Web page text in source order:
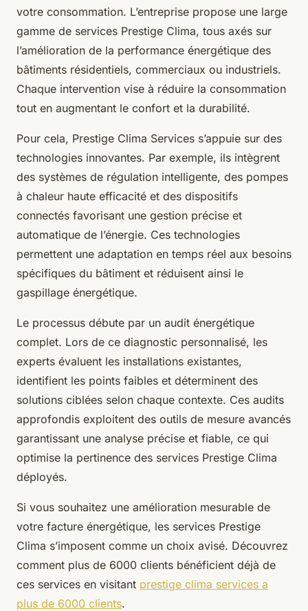
votre consommation. L’entreprise propose une large
gamme de services Prestige Clima, tous axés sur
l’amélioration de la performance énergétique des
bâtiments résidentiels, commerciaux ou industriels.
Chaque intervention vise à réduire la consommation
tout en augmentant le confort et la durabilité.
Pour cela, Prestige Clima Services s’appuie sur des
technologies innovantes. Par exemple, ils intègrent
des systèmes de régulation intelligente, des pompes
à chaleur haute efficacité et des dispositifs
connectés favorisant une gestion précise et
automatique de l’énergie. Ces technologies
permettent une adaptation en temps réel aux besoins
spécifiques du bâtiment et réduisent ainsi le
gaspillage énergétique.
Le processus débute par un audit énergétique
complet. Lors de ce diagnostic personnalisé, les
experts évaluent les installations existantes,
identifient les points faibles et déterminent des
solutions ciblées selon chaque contexte. Ces audits
approfondis exploitent des outils de mesure avancés
garantissant une analyse précise et fiable, ce qui
optimise la pertinence des services Prestige Clima
déployés.
Si vous souhaitez une amélioration mesurable de
votre facture énergétique, les services Prestige
Clima s’imposent comme un choix avisé. Découvrez
comment plus de 6000 clients bénéficient déjà de
ces services en visitant prestige clima services a
plus de 6000 clients.